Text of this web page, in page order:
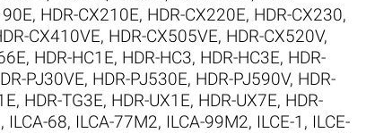
, HDR-CX210E, HDR-CX220E, HDR-CX230,
CX410VE, HDR-CX505VE, HDR-CX520V,
, HDR-HC1E, HDR-HC3, HDR-HC3E, HDR-
PJ30VE, HDR-PJ530E, HDR-PJ590V, HDR-
, HDR-TG3E, HDR-UX1E, HDR-UX7E, HDR-
, ILCA-68, ILCA-77M2, ILCA-99M2, ILCE-1 , ILCE-